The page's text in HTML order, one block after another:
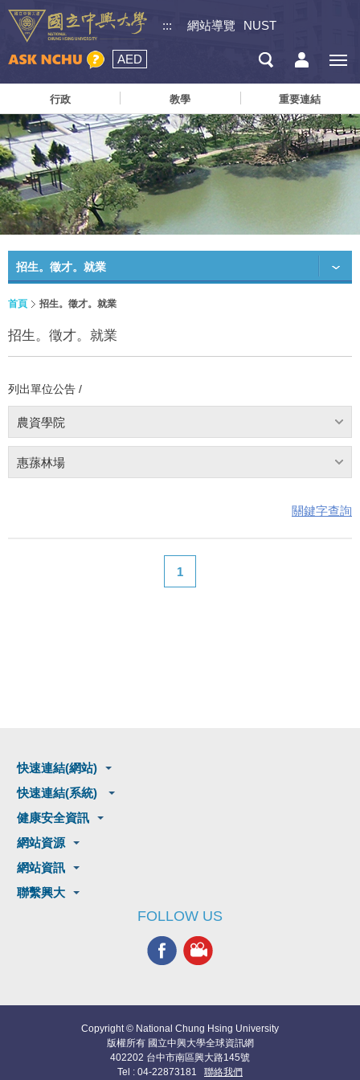
::: 網站導覽 NUST
AED
行政 教學 重要連結
招生。徵才。就業
首頁 招生。徵才。就業
招生。徵才。就業
列出單位公告 /
農資學院
惠蓀林場
關鍵字查詢
1
快速連結(網站)
快速連結(系統)
健康安全資訊
網站資源
網站資訊
聯繫興大
FOLLOW US
Copyright © National Chung Hsing University
版權所有 國立中興大學全球資訊網
402202 台中市南區興大路145號
Tel : 04-22873181 聯絡我們